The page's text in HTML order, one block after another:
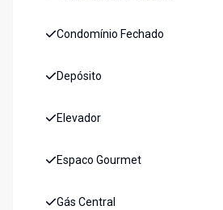
Condomínio Fechado
Depósito
Elevador
Espaco Gourmet
Gás Central